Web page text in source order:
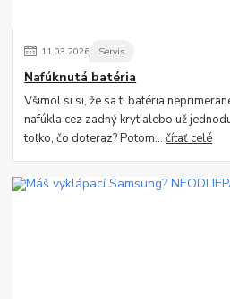
11.03.2026 Servis
Nafúknutá batéria
Všimol si si, že sa ti batéria
nafúkla cez zadný kryt alebo už
toľko, čo doteraz? Potom...čítať celé